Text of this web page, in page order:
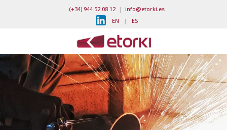
(+34) 944 52 08 12| info@etorki.es
EN | ES